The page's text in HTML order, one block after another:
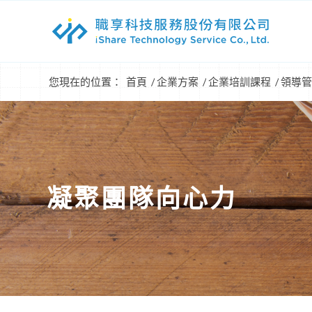
您現在的位置： 首頁 /企業方案 /企業培訓課程 /領導
凝聚團隊向心力